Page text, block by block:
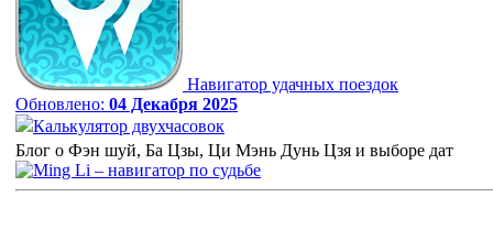
Навигатор удачных поездок
Обновлено: 04 Декабря 2025
Калькулятор двухчасовок
Блог о Фэн шуй, Ба Цзы, Ци Мэнь Дунь Цзя и выборе дат